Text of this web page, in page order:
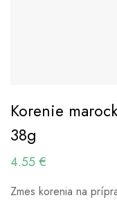
Korenie
38g
4.55 €
Zmes korenia na